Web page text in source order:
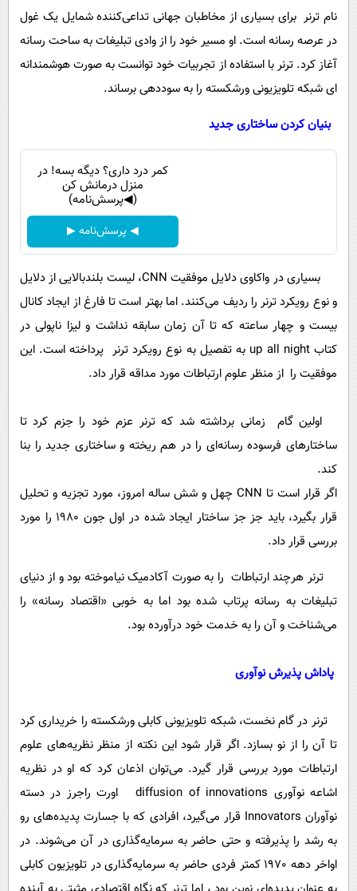
نام ترنر برای بسیاری از مخاطبان جهانی تداعی‌کننده شمایل یک غول
در عرصه رسانه است. او مسیر خود را از وادی تبلیغات به ساحت رسانه
آغاز کرد. ترنر با استفاده از تجربیات خود توانست به صورت هوشمندانه
ای شبکه‌ تلویزیونی ورشکسته را به سوددهی برساند.
بنیان کردن ساختاری جدید
کمر درد داری؟ دیگه بسه! در
منزل درمانش کن
(◀پرسش‌نامه)
◀ پرسش‌نامه ▶
بسیاری در واکاوی دلایل موفقیت CNN، لیست بلندبالایی از دلایل
و نوع رویکرد ترنر را ردیف می‌کنند. اما بهتر است تا فارغ از ایجاد کانال
بیست و چهار ساعته که تا آن زمان سابقه نداشت و لیزا ناپولی در
کتاب up all night به تفصیل به نوع رویکرد ترنر پرداخته است. این
موفقیت را از منظر علوم ارتباطات مورد مداقه قرار داد.
اولین گام زمانی برداشته شد که ترنر عزم خود را جزم کرد تا
ساختارهای فرسوده رسانه‌ای را در هم ریخته و ساختاری جدید را بنا
کند.
اگر قرار است تا CNN چهل و شش ساله امروز، مورد تجزیه و تحلیل
قرار بگیرد، باید جز جز ساختار ایجاد شده در اول جون 1980 را مورد
بررسی قرار داد.
ترنر هرچند ارتباطات را به صورت آکادمیک نیاموخته بود و از دنیای
تبلیغات به رسانه پرتاب شده بود اما به خوبی «اقتصاد رسانه» را
می‌شناخت و آن را به خدمت خود درآورده بود.
پاداش پذیرش نوآوری
ترنر در گام نخست، شبکه تلویزیونی کابلی ورشکسته را خریداری کرد
تا آن را از نو بسازد. اگر قرار شود این نکته از منظر نظریه‌های علوم
ارتباطات مورد بررسی قرار گیرد. می‌توان اذعان کرد که او در نظریه
اشاعه نوآوری diffusion of innovations اورت راجرز در دسته
نوآوران Innovators قرار می‌گیرد، افرادی که با جسارت پدیده‌های رو
به رشد را پذیرفته و حتی حاضر به سرمایه‌گذاری در آن می‌شوند. در
اواخر دهه 1970 کمتر فردی حاضر به سرمایه‌گذاری در تلویزیون کابلی